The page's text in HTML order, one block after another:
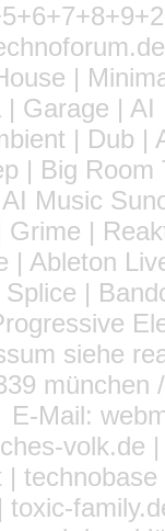
|
Garage |
| Dub
| Big
Music
|
| Ableton
|
siehe
münchen
E-Mail:
volk.de
toxic-